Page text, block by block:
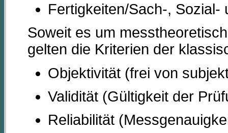
Fertigkeiten/Sach-, Sozial-
Soweit es um
gelten die Kriterien der
Objektivität (frei von
Validität (Gültigkeit der
Reliabilität